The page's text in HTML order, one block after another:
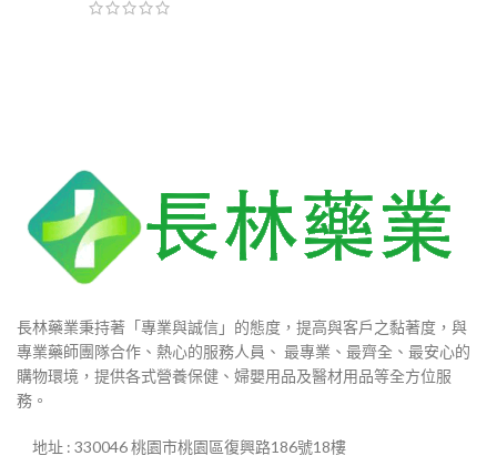
長林藥業秉持著「專業與誠信」的態度，提高與客戶之黏著度，與
專業藥師團隊合作、熱心的服務人員、 最專業、最齊全、最安心的
購物環境，提供各式營養保健、婦嬰用品及醫材用品等全方位服
務。
地址 : 330046 桃園市桃園區復興路186號18樓